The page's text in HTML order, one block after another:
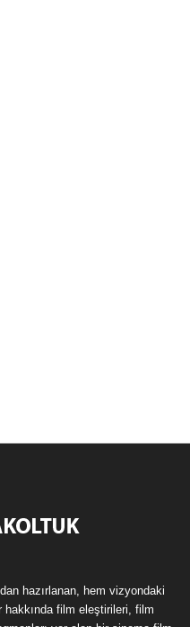
hazırlanan, hem vizyondaki
film eleştirileri, film